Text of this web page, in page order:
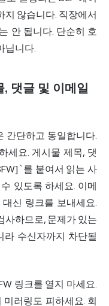
않습니다. 직장에서
안 됩니다. 단순히 호
닙니다.
, 댓글 및 이메일
간단하고 동일합니다.
세요. 게시물 제목, 댓
를 붙여서 읽는 사
있도록 하세요. 이메
신 링크를 보내세요.
사하므로, 문제가 있는
라 수신자까지 차단될
링크를 열지 마세요.
러링도 피하세요. 회